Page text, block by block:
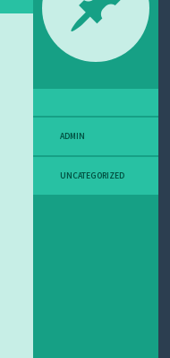
ADMIN
UNCATEGORIZED